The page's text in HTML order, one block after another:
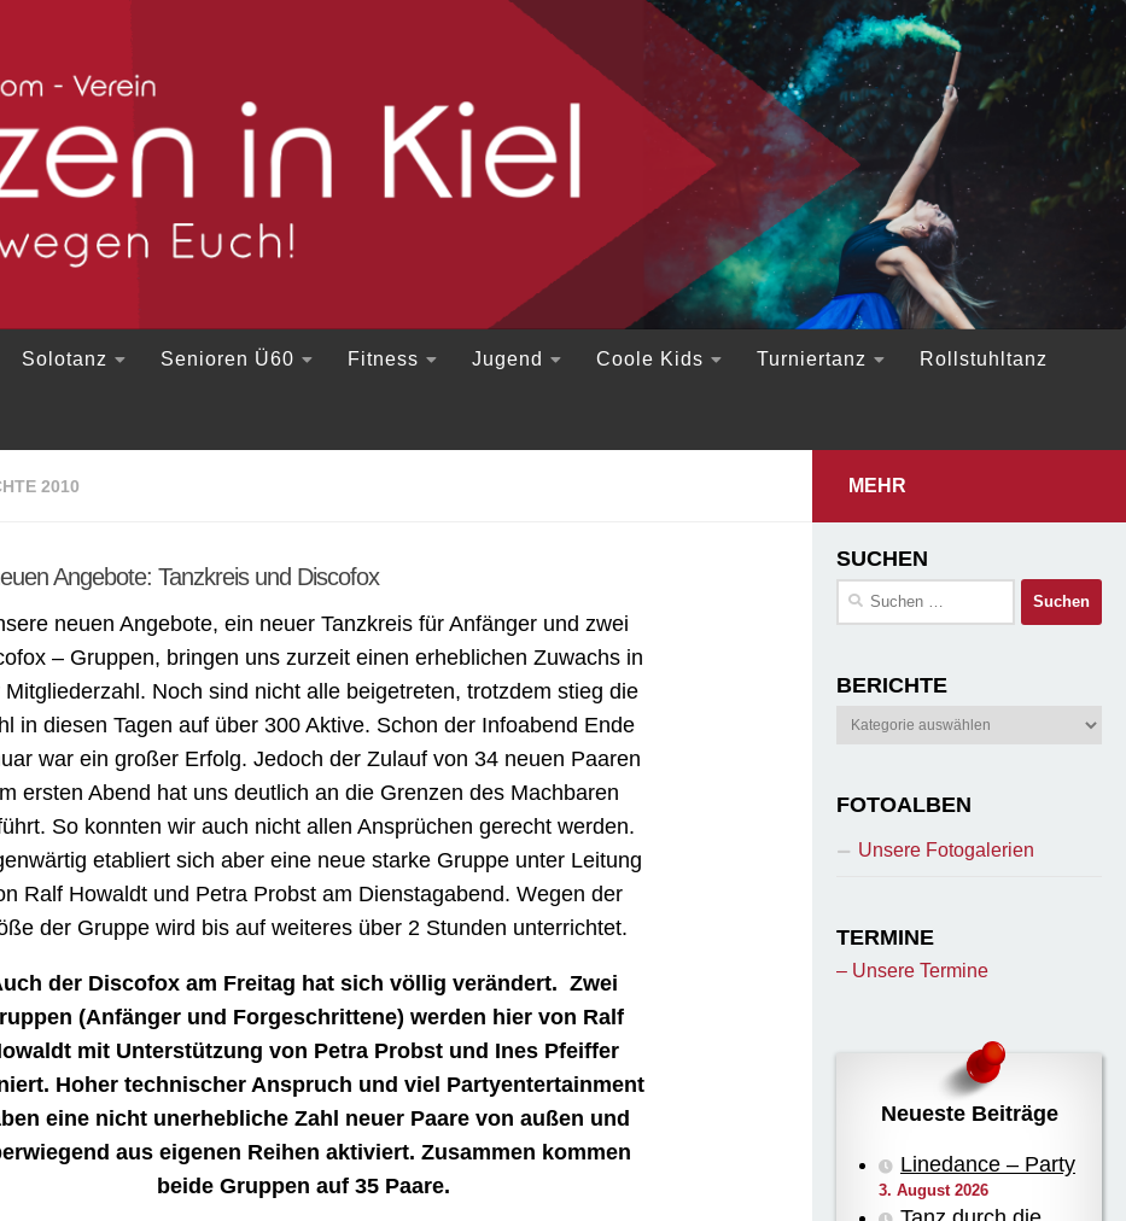
Solotanz Senioren Ü60 Fitness Jugend Coole Kids Turniertanz Rollstuhltanz
2010
Angebote: Tanzkreis und Discofox
neuen Angebote, ein neuer Tanzkreis für Anfänger und zwei
– Gruppen, bringen uns zurzeit einen erheblichen Zuwachs in
Mitgliederzahl. Noch sind nicht alle beigetreten, trotzdem stieg die
in diesen Tagen auf über 300 Aktive. Schon der Infoabend Ende
war ein großer Erfolg. Jedoch der Zulauf von 34 neuen Paaren
ersten Abend hat uns deutlich an die Grenzen des Machbaren
So konnten wir auch nicht allen Ansprüchen gerecht werden.
etabliert sich aber eine neue starke Gruppe unter Leitung
Ralf Howaldt und Petra Probst am Dienstagabend. Wegen der
der Gruppe wird bis auf weiteres über 2 Stunden unterrichtet.
der Discofox am Freitag hat sich völlig verändert. Zwei
(Anfänger und Forgeschrittene) werden hier von Ralf
mit Unterstützung von Petra Probst und Ines Pfeiffer
Hoher technischer Anspruch und viel Partyentertainment
eine nicht unerhebliche Zahl neuer Paare von außen und
aus eigenen Reihen aktiviert. Zusammen kommen
beide Gruppen auf 35 Paare.
MEHR
SUCHEN
Suchen
BERICHTE
Berichte
FOTOALBEN
Unsere Fotogalerien
TERMINE
– Unsere Termine
Neueste Beiträge
Linedance – Party
3. August 2026